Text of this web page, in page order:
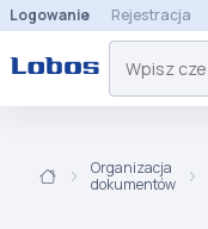
Logowanie Rejestracja
Organizacja
dokumentów